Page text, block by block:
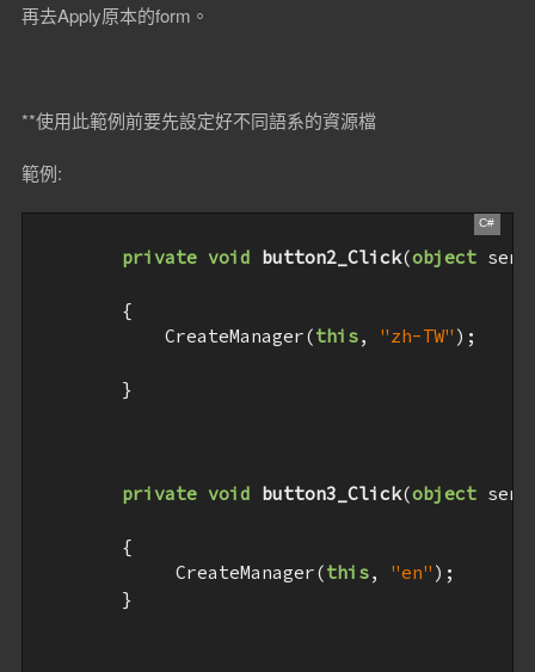
再去Apply原本的form。
**使用此範例前要先設定好不同語系的資源檔
範例:
private void button2_Click(object
{
CreateManager(this, "zh-TW" );
}
private void button3_Click(object
{
CreateManager(this, "en" );
}